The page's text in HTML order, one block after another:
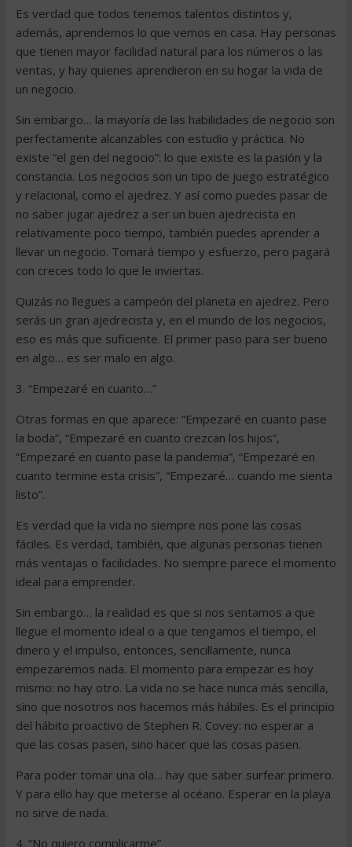
Es verdad que todos tenemos talentos distintos y,
además, aprendemos lo que vemos en casa. Hay personas
que tienen mayor facilidad natural para los números o las
ventas, y hay quienes aprendieron en su hogar la vida de
un negocio.
Sin embargo… la mayoría de las habilidades de negocio son
perfectamente alcanzables con estudio y práctica. No
existe “el gen del negocio”: lo que existe es la pasión y la
constancia. Los negocios son un tipo de juego estratégico
y relacional, como el ajedrez. Y así como puedes pasar de
no saber jugar ajedrez a ser un buen ajedrecista en
relativamente poco tiempo, también puedes aprender a
llevar un negocio. Tomará tiempo y esfuerzo, pero pagará
con creces todo lo que le inviertas.
Quizás no llegues a campeón del planeta en ajedrez. Pero
serás un gran ajedrecista y, en el mundo de los negocios,
eso es más que suficiente. El primer paso para ser bueno
en algo… es ser malo en algo.
3. “Empezaré en cuanto…”
Otras formas en que aparece: “Empezaré en cuanto pase
la boda”, “Empezaré en cuanto crezcan los hijos”,
“Empezaré en cuanto pase la pandemia”, “Empezaré en
cuanto termine esta crisis”, “Empezaré… cuando me sienta
listo”.
Es verdad que la vida no siempre nos pone las cosas
fáciles. Es verdad, también, que algunas personas tienen
más ventajas o facilidades. No siempre parece el momento
ideal para emprender.
Sin embargo… la realidad es que si nos sentamos a que
llegue el momento ideal o a que tengamos el tiempo, el
dinero y el impulso, entonces, sencillamente, nunca
empezaremos nada. El momento para empezar es hoy
mismo: no hay otro. La vida no se hace nunca más sencilla,
sino que nosotros nos hacemos más hábiles. Es el principio
del hábito proactivo de Stephen R. Covey: no esperar a
que las cosas pasen, sino hacer que las cosas pasen.
Para poder tomar una ola… hay que saber surfear primero.
Y para ello hay que meterse al océano. Esperar en la playa
no sirve de nada.
4. “No quiero complicarme”